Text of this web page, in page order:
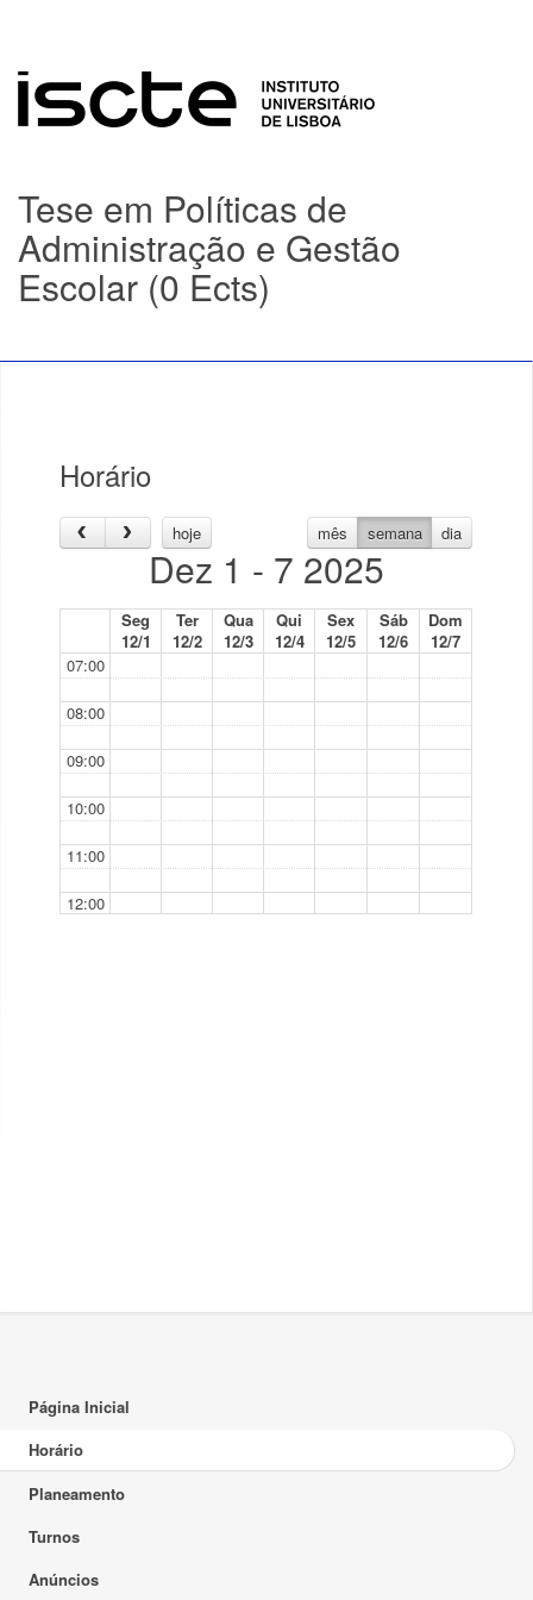
Tese em Políticas de
Administração e Gestão
Escolar (0 Ects)
Horário
hoje mês semana dia
Dez 1 - 7 2025
Seg
12/1
Ter
12/2
Qua
12/3
Qui
12/4
Sex
12/5
Sáb
12/6
Dom
12/7
07:00
08:00
09:00
10:00
11:00
12:00
Página Inicial
Horário
Planeamento
Turnos
Anúncios